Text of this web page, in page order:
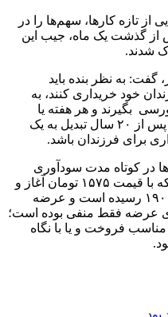
از تازه کارها، سهم‌ها را در
از گذشت یک ماه، جیب‌ این
شدند.
به نظر بنده باید
خود خریداری کنند، به
بگیرند و هر هفته یا
ماهانه مقداری عرضه اولیه بخرند تا پس از ۲۰ سال تبدیل به یک
برای فرزندان باشد.
در کوتاه مدت سودآوری
خوبی دارند، عرضه اولیه‌ای داشتیم که با قیمت ۱۵۷۵ تومان آغاز و
تا ۳۴۰۰ تومان صعود کرد و الان به ۱۹۰۰ رسیده است و عرضه
عرضه فقط منفی بوده است؛
مناسب فروخت و یا با نگاه